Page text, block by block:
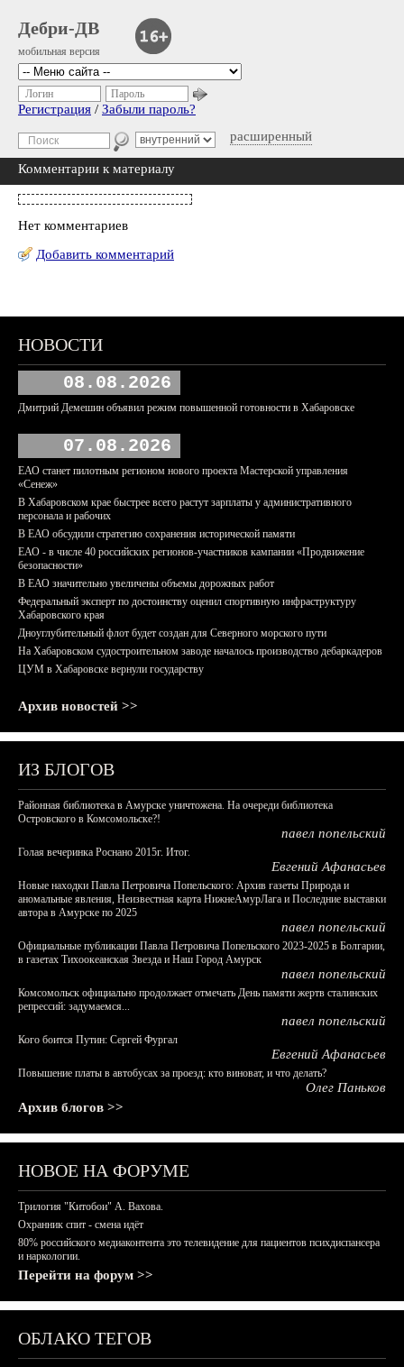
Дебри-ДВ
мобильная версия
расширенный
Логин Пароль
Регистрация / Забыли пароль?
Комментарии к материалу
Нет комментариев
Добавить комментарий
НОВОСТИ
08.08.2026
Дмитрий Демешин объявил режим повышенной готовности в Хабаровске
07.08.2026
ЕАО станет пилотным регионом нового проекта Мастерской управления
«Сенеж»
В Хабаровском крае быстрее всего растут зарплаты у административного
персонала и рабочих
В ЕАО обсудили стратегию сохранения исторической памяти
ЕАО - в числе 40 российских регионов-участников кампании «Продвижение
безопасности»
В ЕАО значительно увеличены объемы дорожных работ
Федеральный эксперт по достоинству оценил спортивную инфраструктуру
Хабаровского края
Дноуглубительный флот будет создан для Северного морского пути
На Хабаровском судостроительном заводе началось производство дебаркадеров
ЦУМ в Хабаровске вернули государству
Архив новостей >>
ИЗ БЛОГОВ
Районная библиотека в Амурске уничтожена. На очереди библиотека
Островского в Комсомольске?!
павел попельский
Голая вечеринка Роснано 2015г. Итог.
Евгений Афанасьев
Новые находки Павла Петровича Попельского: Архив газеты Природа и
аномальные явления, Неизвестная карта НижнеАмурЛага и Последние выставки
автора в Амурске по 2025
павел попельский
Официальные публикации Павла Петровича Попельского 2023-2025 в Болгарии,
в газетах Тихоокеанская Звезда и Наш Город Амурск
павел попельский
Комсомольск официально продолжает отмечать День памяти жертв сталинских
репрессий: задумаемся...
павел попельский
Кого боится Путин: Сергей Фургал
Евгений Афанасьев
Повышение платы в автобусах за проезд: кто виноват, и что делать?
Олег Паньков
Архив блогов >>
НОВОЕ НА ФОРУМЕ
Трилогия "Китобои" А. Вахова.
Охранник спит - смена идёт
80% российского медиаконтента это телевидение для пациентов психдиспансера
и наркологии.
Перейти на форум >>
ОБЛАКО ТЕГОВ